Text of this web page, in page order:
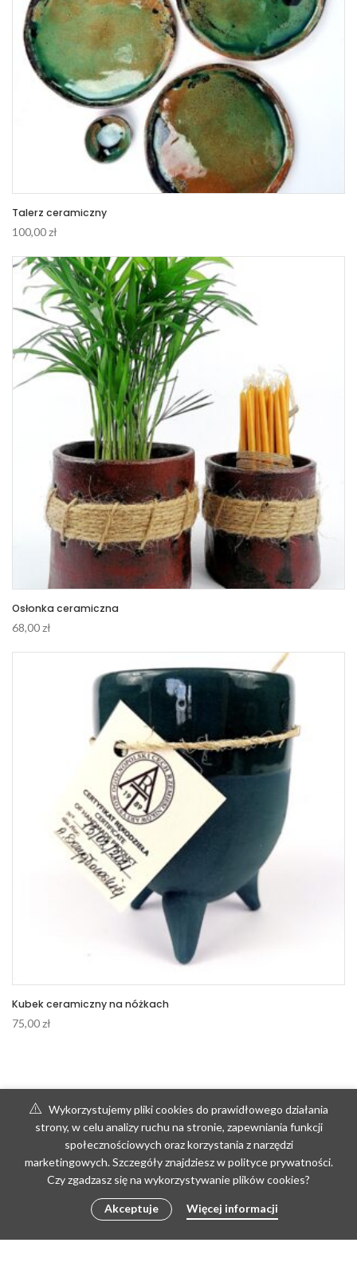
Talerz ceramiczny
100,00zł
Osłonka ceramiczna
68,00zł
Kubek ceramiczny na nóżkach
75,00zł
Wykorzystujemy pliki cookies do prawidłowego działania
strony, w celu analizy ruchu na stronie, zapewniania funkcji
społecznościowych oraz korzystania z narzędzi
marketingowych. Szczegóły znajdziesz w polityce prywatności.
Czy zgadzasz się na wykorzystywanie plików cookies?
Akceptuje Więcej informacji